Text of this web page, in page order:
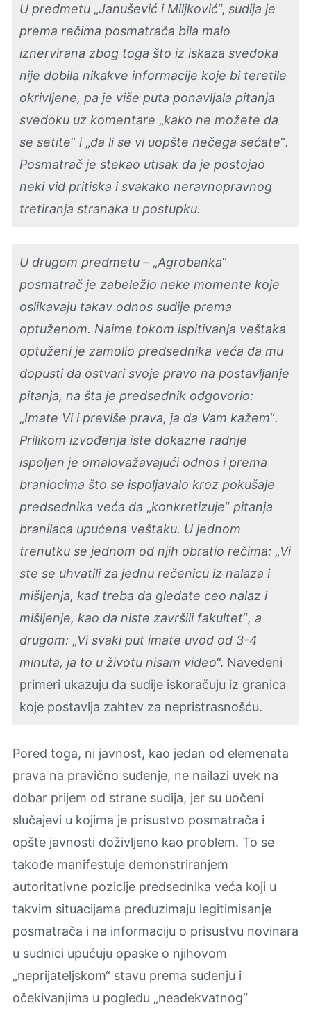
U predmetu „Janušević i Miljković“, sudija je
prema rečima posmatrača bila malo
iznervirana zbog toga što iz iskaza svedoka
nije dobila nikakve informacije koje bi teretile
okrivljene, pa je više puta ponavljala pitanja
svedoku uz komentare „kako ne možete da
se setite“ i „da li se vi uopšte nečega sećate“.
Posmatrač je stekao utisak da je postojao
neki vid pritiska i svakako neravnopravnog
tretiranja stranaka u postupku.
U drugom predmetu – „Agrobanka“
posmatrač je zabeležio neke momente koje
oslikavaju takav odnos sudije prema
optuženom. Naime tokom ispitivanja veštaka
optuženi je zamolio predsednika veća da mu
dopusti da ostvari svoje pravo na postavljanje
pitanja, na šta je predsednik odgovorio:
„Imate Vi i previše prava, ja da Vam kažem“.
Prilikom izvođenja iste dokazne radnje
ispoljen je omalovažavajući odnos i prema
braniocima što se ispoljavalo kroz pokušaje
predsednika veća da „konkretizuje“ pitanja
branilaca upućena veštaku. U jednom
trenutku se jednom od njih obratio rečima: „Vi
ste se uhvatili za jednu rečenicu iz nalaza i
mišljenja, kad treba da gledate ceo nalaz i
mišljenje, kao da niste završili fakultet“, a
drugom: „Vi svaki put imate uvod od 3-4
minuta, ja to u životu nisam video“. Navedeni
primeri ukazuju da sudije iskoračuju iz granica
koje postavlja zahtev za nepristrasnošću.
Pored toga, ni javnost, kao jedan od elemenata
prava na pravično suđenje, ne nailazi uvek na
dobar prijem od strane sudija, jer su uočeni
slučajevi u kojima je prisustvo posmatrača i
opšte javnosti doživljeno kao problem. To se
takođe manifestuje demonstriranjem
autoritativne pozicije predsednika veća koji u
takvim situacijama preduzimaju legitimisanje
posmatrača i na informaciju o prisustvu novinara
u sudnici upućuju opaske o njihovom
„neprijateljskom“ stavu prema suđenju i
očekivanjima u pogledu „neadekvatnog“